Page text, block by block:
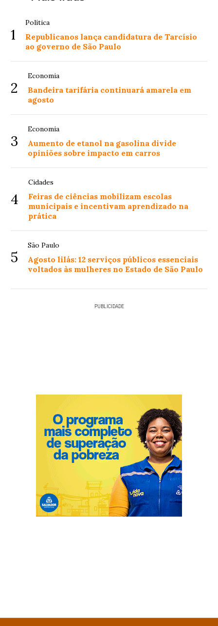
1
Política
Republicanos lança candidatura de Tarcísio
ao governo de São Paulo
2
Economia
Bandeira tarifária continuará amarela em
agosto
3
Economia
Aumento de etanol na gasolina divide
opiniões sobre impacto em carros
4
Cidades
Feiras de ciências mobilizam escolas
municipais e incentivam aprendizado na
prática
5
São Paulo
Agosto lilás: 12 serviços públicos essenciais
voltados às mulheres no Estado de São Paulo
PUBLICIDADE